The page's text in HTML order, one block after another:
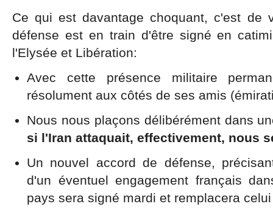
Ce qui est davantage choquant, c'est de
défense est en train d'être signé en
l'Elysée et Libération:
Avec cette présence militaire
résolument aux côtés de ses amis
Nous nous plaçons délibérément dans
si l'Iran attaquait, effectivement, nous
Un nouvel accord de défense,
d'un éventuel engagement français
pays sera signé mardi et remplacera